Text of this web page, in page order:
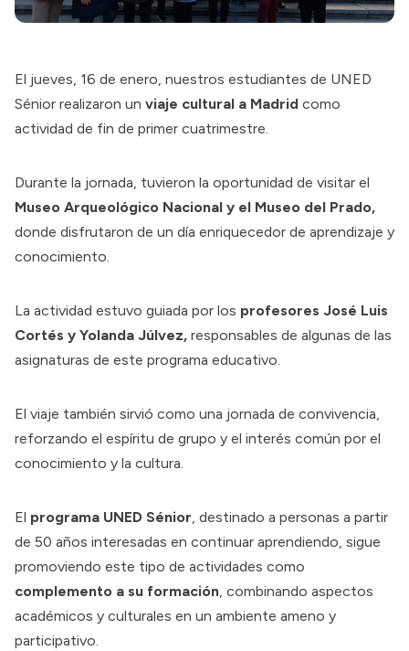
El jueves, 16 de enero, nuestros estudiantes de UNED
Sénior realizaron un viaje cultural a Madrid como
actividad de fin de primer cuatrimestre.
Durante la jornada, tuvieron la oportunidad de visitar el
Museo Arqueológico Nacional y el Museo del Prado,
donde disfrutaron de un día enriquecedor de aprendizaje y
conocimiento.
La actividad estuvo guiada por los profesores José Luis
Cortés y Yolanda Júlvez, responsables de algunas de las
asignaturas de este programa educativo.
El viaje también sirvió como una jornada de convivencia,
reforzando el espíritu de grupo y el interés común por el
conocimiento y la cultura.
El programa UNED Sénior, destinado a personas a partir
de 50 años interesadas en continuar aprendiendo, sigue
promoviendo este tipo de actividades como
complemento a su formación, combinando aspectos
académicos y culturales en un ambiente ameno y
participativo.